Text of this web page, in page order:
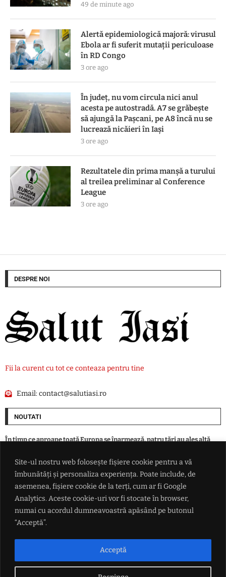
Site-ul nostru web folosește fișiere cookie pentru a vă
îmbunătăți și personaliza experiența. Poate include, de
asemenea, fișiere cookie de la terți, cum ar fi Google
Analytics. Aceste cookie-uri vor fi stocate în browser,
numai cu acordul dumneavoastră apăsând pe butonul
“Acceptă”.
Acceptă
49 de minute ago
Alertă epidemiologică majoră: virusul
Ebola ar fi suferit mutații periculoase
în RD Congo
3 ore ago
În județ, nu vom circula nici anul
acesta pe autostradă. A7 se grăbește
să ajungă la Pașcani, pe A8 încă nu se
lucrează nicăieri în Iași
3 ore ago
Rezultatele din prima manşă a turului
al treilea preliminar al Conference
League
3 ore ago
DESPRE NOI
Fii la curent cu tot ce conteaza pentru tine
Email:contact@salutiasi.ro
NOUTATI
În timp ce aproape toată Europa se înarmează, patru ţări au ales altă
Eclipsa parțială de Soare din 12 august, vizibilă și din România. Unde se
vede cel mai bine și la ce oră începe
Alertă epidemiologică majoră: virusul Ebola ar fi suferit mutații
periculoase în RD Congo
În județ, nu vom circula nici anul acesta pe autostradă. A7 se grăbește